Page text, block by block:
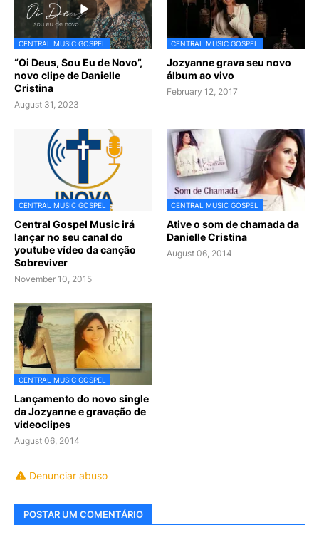
CENTRAL MUSIC GOSPEL
“Oi Deus, Sou Eu de Novo”,
novo clipe de Danielle
Cristina
August 31, 2023
CENTRAL MUSIC GOSPEL
Jozyanne grava seu novo
álbum ao vivo
February 12, 2017
CENTRAL MUSIC GOSPEL
Central Gospel Music irá
lançar no seu canal do
youtube vídeo da canção
Sobreviver
November 10, 2015
CENTRAL MUSIC GOSPEL
Ative o som de chamada da
Danielle Cristina
August 06, 2014
CENTRAL MUSIC GOSPEL
Lançamento do novo single
da Jozyanne e gravação de
videoclipes
August 06, 2014
Denunciar abuso
POSTAR UM COMENTÁRIO